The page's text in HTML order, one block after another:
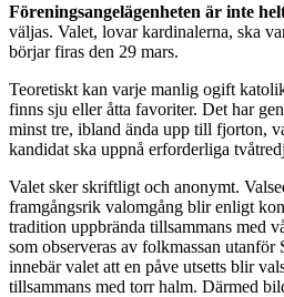
Föreningsangelägenheten är inte
väljas. Valet, lovar kardinalerna, ska
börjar firas den 29 mars.
Teoretiskt kan varje manlig ogift
finns sju eller åtta favoriter. Det har
minst tre, ibland ända upp till fjorton,
kandidat ska uppnå erforderliga
Valet sker skriftligt och anonymt.
framgångsrik valomgång blir enligt
tradition uppbrända tillsammans med
som observeras av folkmassan
innebär valet att en påve utsetts blir
tillsammans med torr halm. Därmed